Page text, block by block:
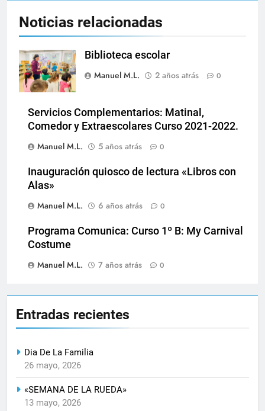
Noticias relacionadas
Biblioteca escolar
Manuel M.L.
2 años atrás 0
Servicios Complementarios: Matinal,
Comedor y Extraescolares Curso 2021-2022.
Manuel M.L.
5 años atrás 0
Inauguración quiosco de lectura «Libros con
Alas»
Manuel M.L.
6 años atrás 0
Programa Comunica: Curso 1º B: My Carnival
Costume
Manuel M.L.
7 años atrás 0
Entradas recientes
Dia De La Familia
26 mayo, 2026
«SEMANA DE LA RUEDA»
13 mayo, 2026